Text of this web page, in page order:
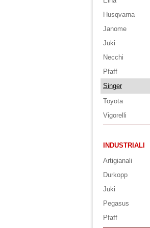
Husqvarna
Janome
Juki
Necchi
Pfaff
Singer
Toyota
Vigorelli
INDUSTRIALI
Artigianali
Durkopp
Juki
Pegasus
Pfaff